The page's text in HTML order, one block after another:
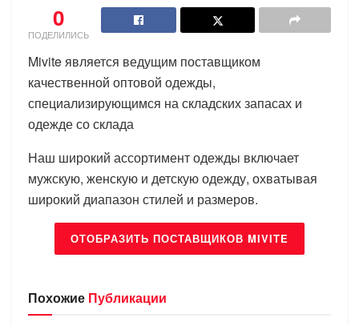
0
ПОДЕЛИЛИСЬ
Mivite является ведущим поставщиком
качественной оптовой одежды,
специализирующимся на складских запасах и
одежде со склада
Наш широкий ассортимент одежды включает
мужскую, женскую и детскую одежду, охватывая
широкий диапазон стилей и размеров.
ОТОБРАЗИТЬ ПОСТАВЩИКОВ MIVITE
Похожие Публикации
БРЕНДЫ